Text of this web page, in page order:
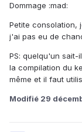
Dommage :mad:
Petite consolation,
j'ai pas eu de
PS: quelqu'un
la compilation du
même et il faut
Modifié 29